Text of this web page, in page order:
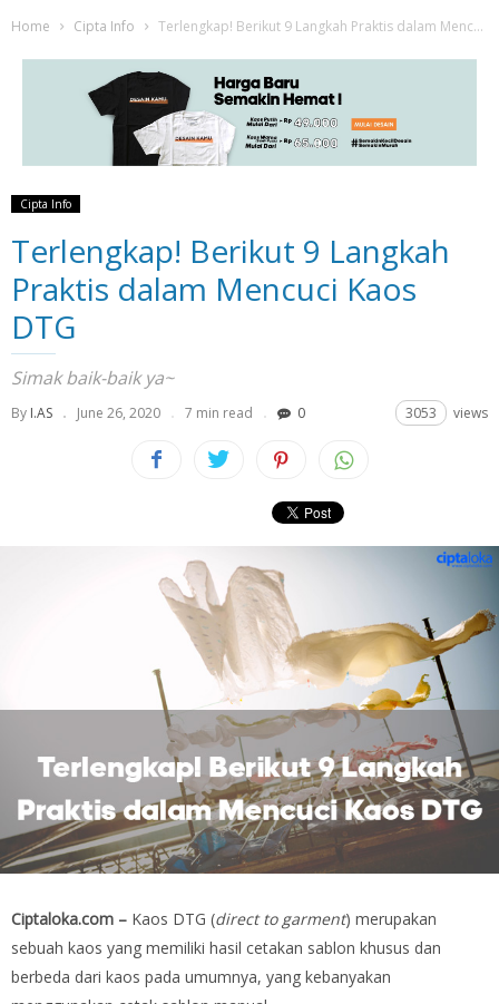
Home Cipta Info Terlengkap! Berikut 9 Langkah Praktis dalam Mencuci Kaos DTG
Cipta Info
Terlengkap! Berikut 9 Langkah
Praktis dalam Mencuci Kaos
DTG
Simak baik-baik ya~
By I.AS June 26, 2020 7 min read 0 3053 views
Ciptaloka.com – Kaos DTG (direct to garment) merupakan
sebuah kaos yang memiliki hasil cetakan sablon khusus dan
berbeda dari kaos pada umumnya, yang kebanyakan